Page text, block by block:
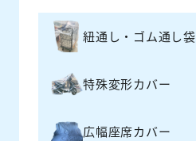
紐通し・ゴム通し袋
特殊変形カバー
広幅座席カバー